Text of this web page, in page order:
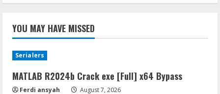
YOU MAY HAVE MISSED
Serialers
MATLAB R2024b Crack exe [Full] x64 Bypass
Ferdi ansyah August 7, 2026